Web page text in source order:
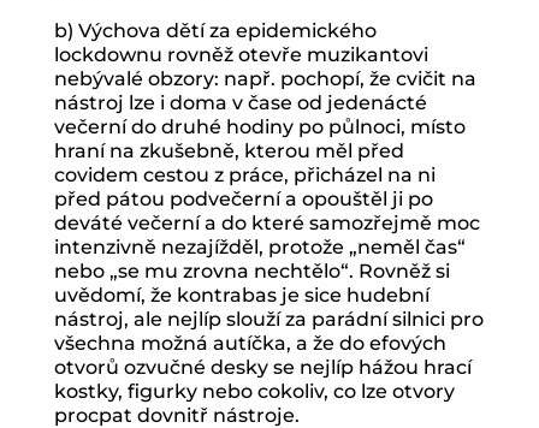
b) Výchova dětí za epidemického
lockdownu rovněž otevře muzikantovi
nebývalé obzory: např. pochopí, že cvičit na
nástroj lze i doma v čase od jedenácté
večerní do druhé hodiny po půlnoci, místo
hraní na zkušebně, kterou měl před
covidem cestou z práce, přicházel na ni
před pátou podvečerní a opouštěl ji po
deváté večerní a do které samozřejmě moc
intenzivně nezajížděl, protože „neměl čas“
nebo „se mu zrovna nechtělo“. Rovněž si
uvědomí, že kontrabas je sice hudební
nástroj, ale nejlíp slouží za parádní silnici pro
všechna možná autíčka, a že do efových
otvorů ozvučné desky se nejlíp hážou hrací
kostky, figurky nebo cokoliv, co lze otvory
procpat dovnitř nástroje.